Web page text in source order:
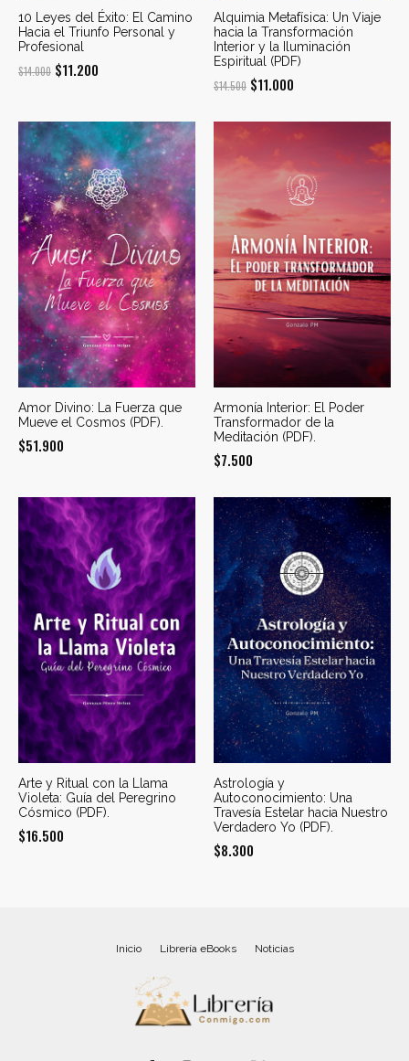
10 Leyes del Éxito: El Camino
Hacia el Triunfo Personal y
Profesional
$14.000 El
era:
$14.000.
$11.200
es:
$11.200.
Alquimia Metafísica: Un Viaje
hacia la Transformación
Interior y la Iluminación
Espiritual (PDF)
$14.500 El
original
$14.500.
$11.000
actual
$11.000.
Amor Divino: La Fuerza que
Mueve el Cosmos (PDF).
$51.900
Armonía Interior: El Poder
Transformador de la
Meditación (PDF).
$7.500
Arte y Ritual con la Llama
Violeta: Guía del Peregrino
Cósmico (PDF).
$16.500
Astrología y
Autoconocimiento: Una
Travesía Estelar hacia Nuestro
Verdadero Yo (PDF).
$8.300
Inicio Librería eBooks Noticias